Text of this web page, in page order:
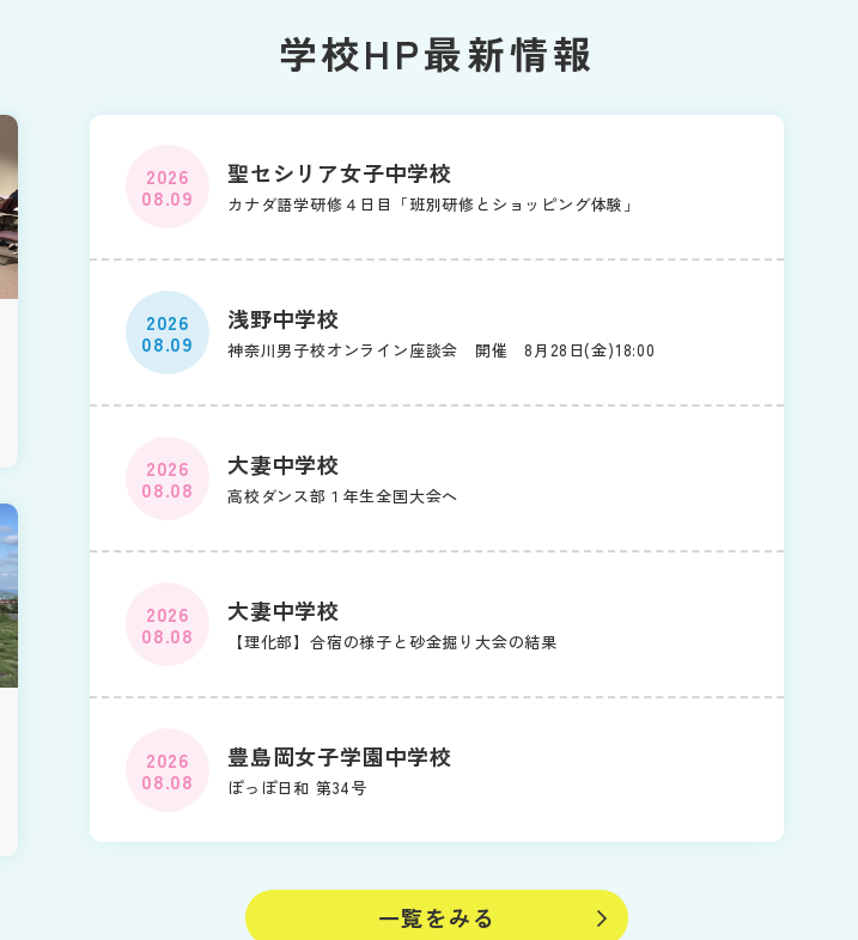
学校HP最新情報
2026
08.09
聖セシリア女子中学校
カナダ語学研修４日目「班別研修とショッピング体験」
2026
08.09
浅野中学校
神奈川男子校オンライン座談会 開催 8月28日(金)18:00
2026
08.08
大妻中学校
高校ダンス部１年生全国大会へ
2026
08.08
大妻中学校
【理化部】合宿の様子と砂金掘り大会の結果
2026
08.08
豊島岡女子学園中学校
ぽっぽ日和 第34号
一覧をみる